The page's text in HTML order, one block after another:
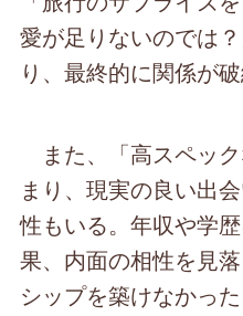
愛が足りないのでは
り、最終的に関係が
また、「高スペッ
まり、現実の良い出
性もいる。年収や学
果、内面の相性を見
シップを築けなかった